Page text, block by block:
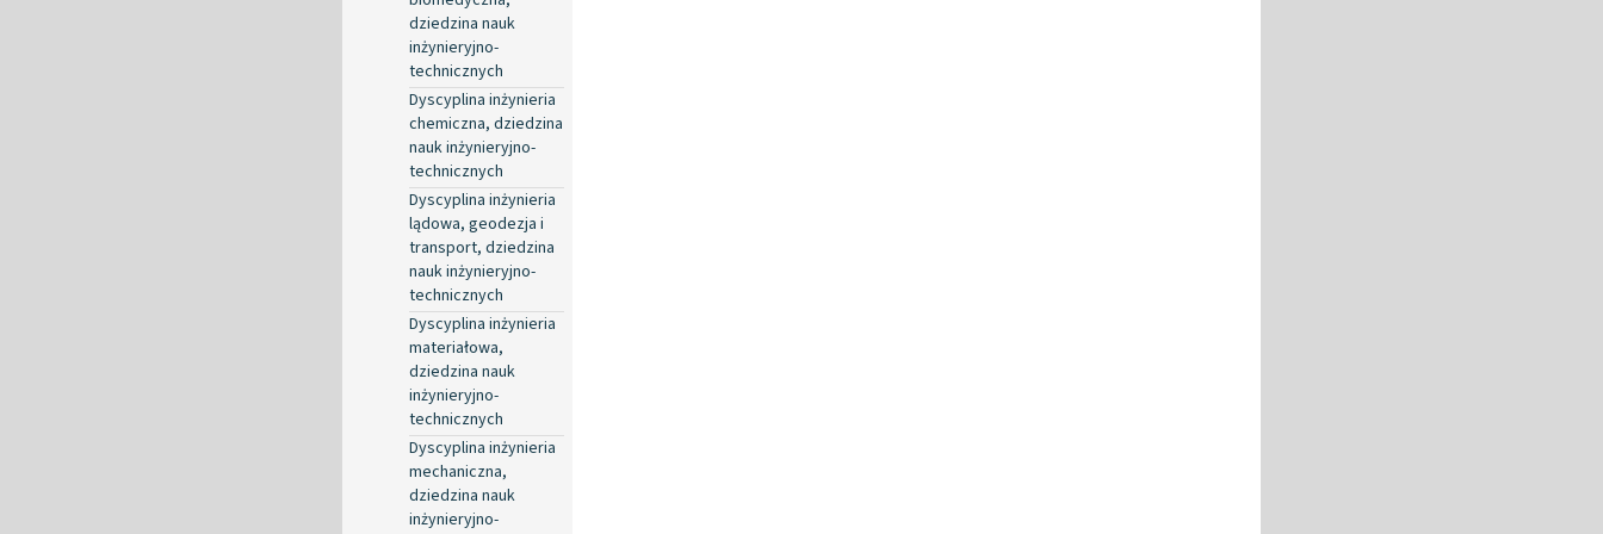
dziedzina nauk
inżynieryjno-
technicznych
Dyscyplina inżynieria
chemiczna, dziedzina
nauk inżynieryjno-
technicznych
Dyscyplina inżynieria
lądowa, geodezja i
transport, dziedzina
nauk inżynieryjno-
technicznych
Dyscyplina inżynieria
materiałowa,
dziedzina nauk
inżynieryjno-
technicznych
Dyscyplina inżynieria
mechaniczna,
dziedzina nauk
inżynieryjno-